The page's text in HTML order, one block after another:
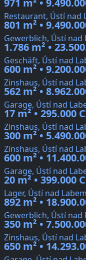
971 m² •
Restaurant, Ústí nad
801 m² •
Gewerblich, Ústí nad
1.786 m² •
Geschäft, Ústí nad
600 m² •
Zinshaus, Ústí nad
562 m² •
Garage, Ústí nad
17 m² • 295.000
Zinshaus, Ústí nad
300 m² •
Zinshaus, Ústí nad
600 m² •
Garage, Ústí nad
20 m² • 399.000
Lager, Ústí nad
892 m² •
Gewerblich, Ústí nad
350 m² •
Zinshaus, Ústí nad
650 m² •